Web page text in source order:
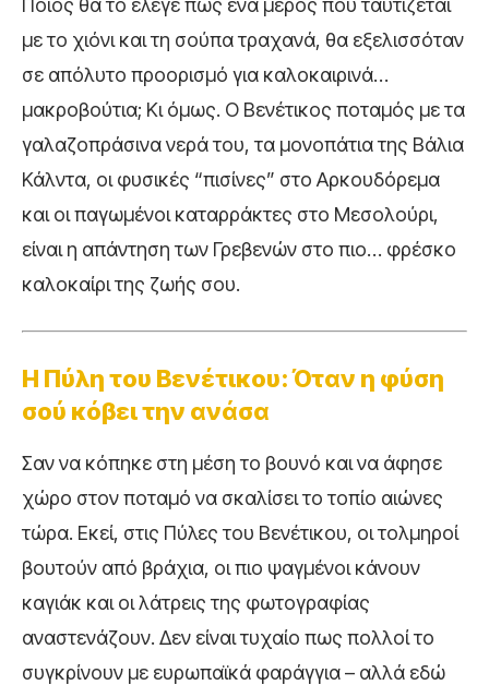
Ποιος θα το έλεγε πως ένα μέρος που ταυτίζεται
με το χιόνι και τη σούπα τραχανά, θα εξελισσόταν
σε απόλυτο προορισμό για καλοκαιρινά…
μακροβούτια; Κι όμως. Ο Βενέτικος ποταμός με τα
γαλαζοπράσινα νερά του, τα μονοπάτια της Βάλια
Κάλντα, οι φυσικές “πισίνες” στο Αρκουδόρεμα
και οι παγωμένοι καταρράκτες στο Μεσολούρι,
είναι η απάντηση των Γρεβενών στο πιο… φρέσκο
καλοκαίρι της ζωής σου.
Η Πύλη του Βενέτικου: Όταν η φύση
σού κόβει την ανάσα
Σαν να κόπηκε στη μέση το βουνό και να άφησε
χώρο στον ποταμό να σκαλίσει το τοπίο αιώνες
τώρα. Εκεί, στις Πύλες του Βενέτικου, οι τολμηροί
βουτούν από βράχια, οι πιο ψαγμένοι κάνουν
καγιάκ και οι λάτρεις της φωτογραφίας
αναστενάζουν. Δεν είναι τυχαίο πως πολλοί το
συγκρίνουν με ευρωπαϊκά φαράγγια – αλλά εδώ